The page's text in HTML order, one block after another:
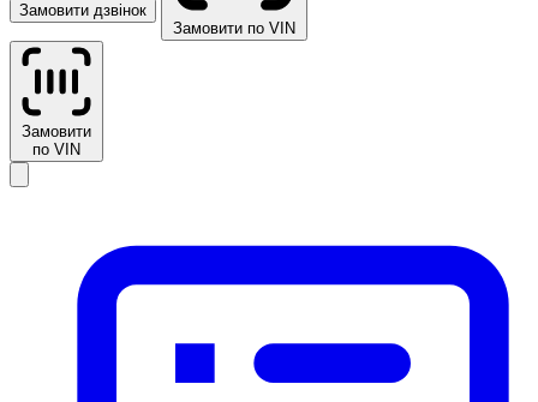
Замовити дзвінок
Замовити по VIN
Замовити
по VIN